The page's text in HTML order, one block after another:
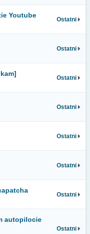
Youtube
Ostatni
Ostatni
Ostatni
Ostatni
Ostatni
Ostatni
Ostatni
autopilocie
Ostatni